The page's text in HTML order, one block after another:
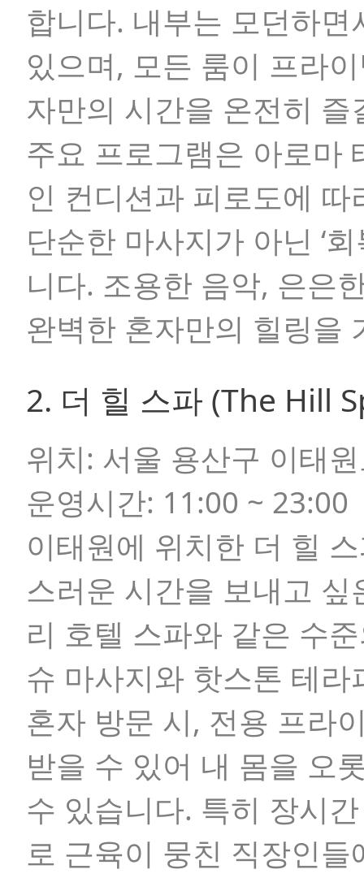
합니다. 내부는 모던하
있으며, 모든 룸이 프라
자만의 시간을 온전히 즐
주요 프로그램은 아로마
인 컨디션과 피로도에
단순한 마사지가 아닌 ‘
니다. 조용한 음악, 은은
완벽한 혼자만의 힐링을
2. 더 힐 스파 (The Hill
위치: 서울 용산구 이태
운영시간: 11:00 ~ 23:00
이태원에 위치한 더 힐
스러운 시간을 보내고
리 호텔 스파와 같은 수
슈 마사지와 핫스톤 테
혼자 방문 시, 전용 프라
받을 수 있어 내 몸을 오
수 있습니다. 특히 장시
로 근육이 뭉친 직장인